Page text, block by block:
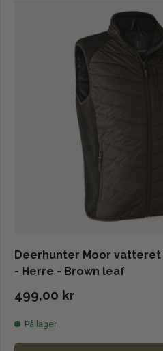
Deerhunter Moor vatteret
- Herre - Brown leaf
499,00 kr
På lager